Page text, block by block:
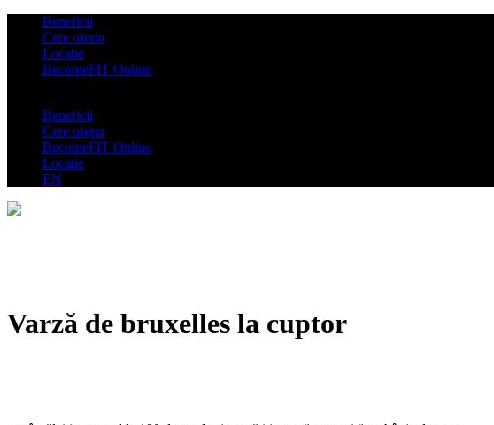
Beneficii
Cere oferta
Locatie
BecomeFIT Online
Beneficii
Cere oferta
BecomeFIT Online
Locatie
EN
Varză de bruxelles la cuptor